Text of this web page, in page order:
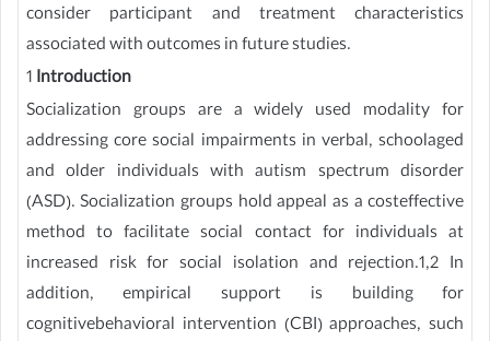
consider participant and treatment characteristics
associated with outcomes in future studies.
1 Introduction
Socialization groups are a widely used modality for
addressing core social impairments in verbal, schoolaged
and older individuals with autism spectrum disorder
(ASD). Socialization groups hold appeal as a costeffective
method to facilitate social contact for individuals at
increased risk for social isolation and rejection.1,2 In
addition, empirical support is building for
cognitivebehavioral intervention (CBI) approaches, such